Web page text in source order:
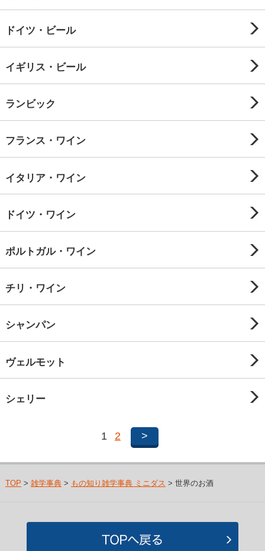
ドイツ・ビール
イギリス・ビール
ランビック
フランス・ワイン
イタリア・ワイン
ドイツ・ワイン
ポルトガル・ワイン
チリ・ワイン
シャンパン
ヴェルモット
シェリー
1 2 >
TOP > 雑学事典> もの知り雑学事典 ミニダス > 世界のお酒